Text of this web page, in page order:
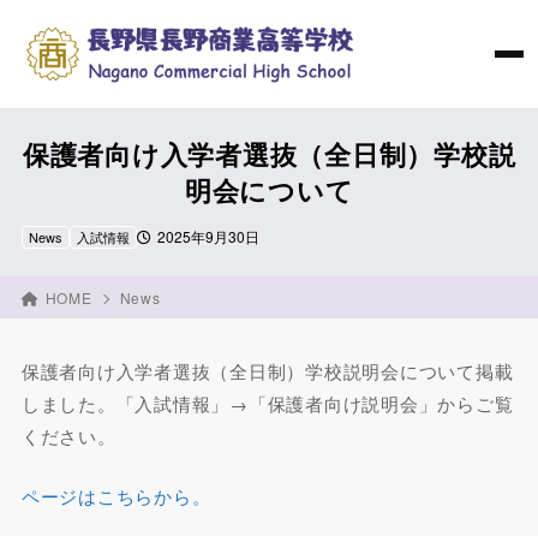
保護者向け入学者選抜（全日制）学校説
明会について
2025年9月30日
News 入試情報
HOME News
保護者向け入学者選抜（全日制）学校説明会について掲載
しました。「入試情報」→「保護者向け説明会」からご覧
ください。
ページはこちらから。